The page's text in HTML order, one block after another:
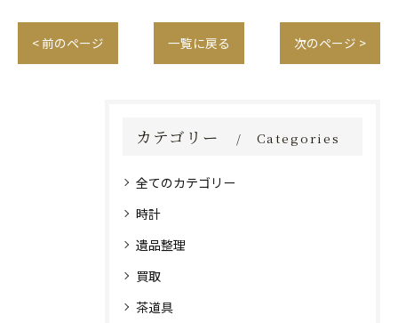
< 前のページ 一覧に戻る 次のページ >
カテゴリー Categories
全てのカテゴリー
時計
遺品整理
買取
茶道具